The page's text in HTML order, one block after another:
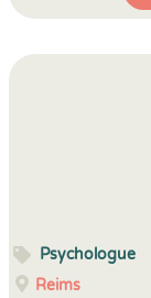
Psychologue
Reims